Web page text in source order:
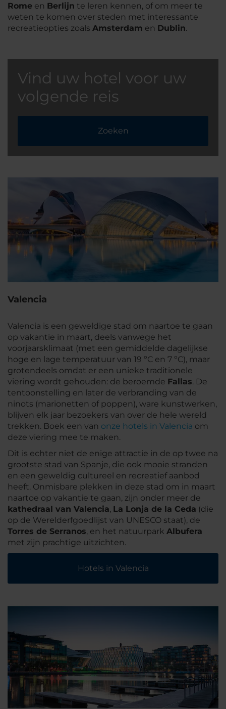
Rome en Berlijn te leren kennen, of om meer te
weten te komen over steden met interessante
recreatieopties zoals Amsterdam en Dublin.
Vind uw hotel voor uw
volgende reis
Zoeken
Valencia
Valencia is een geweldige stad om naartoe te gaan
op vakantie in maart, deels vanwege het
voorjaarsklimaat (met een gemiddelde dagelijkse
hoge en lage temperatuur van 19 ºC en 7 ºC), maar
grotendeels omdat er een unieke traditionele
viering wordt gehouden: de beroemde Fallas. De
tentoonstelling en later de verbranding van de
ninots (marionetten of poppen), ware kunstwerken,
blijven elk jaar bezoekers van over de hele wereld
trekken. Boek een van onze hotels in Valencia om
deze viering mee te maken.
Dit is echter niet de enige attractie in de op twee na
grootste stad van Spanje, die ook mooie stranden
en een geweldig cultureel en recreatief aanbod
heeft. Onmisbare plekken in deze stad om in maart
naartoe op vakantie te gaan, zijn onder meer de
kathedraal van Valencia, La Lonja de la Ceda (die
op de Werelderfgoedlijst van UNESCO staat), de
Torres de Serranos, en het natuurpark Albufera
met zijn prachtige uitzichten.
Hotels in Valencia